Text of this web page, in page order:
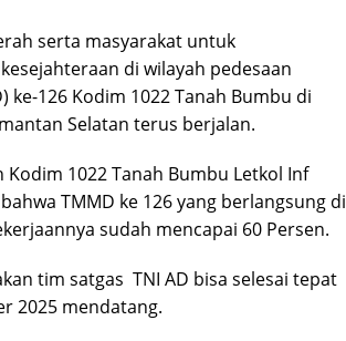
serta masyarakat untuk
di wilayah pedesaan
ke-126 Kodim 1022 Tanah Bumbu di
Selatan terus berjalan.
1022 Tanah Bumbu Letkol Inf
TMMD ke 126 yang berlangsung di
sudah mencapai 60 Persen.
tim satgas TNI AD bisa selesai tepat
2025 mendatang.